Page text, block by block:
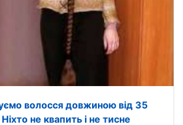
волосся довжиною від 35
не квапить і не тисне